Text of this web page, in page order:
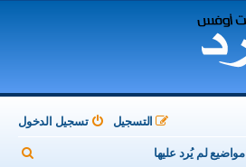
تسجيل الدخول
التسجيل
مواضيع لم يُرد عليها
ب